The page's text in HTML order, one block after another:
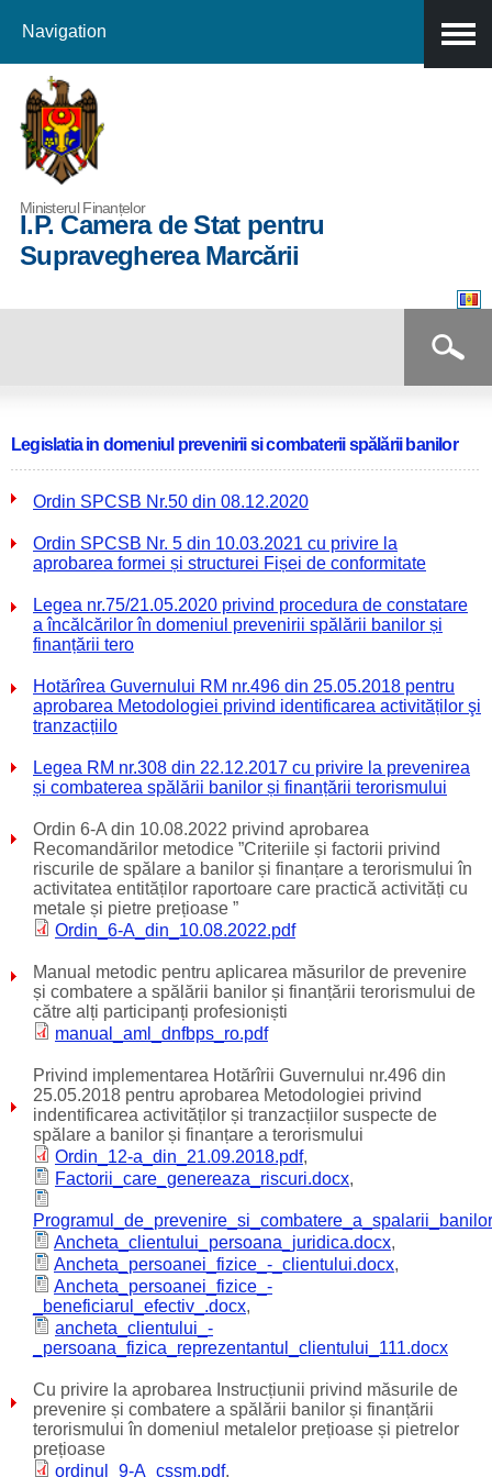
Navigation
Ministerul Finanțelor
I.P. Camera de Stat pentru
Supravegherea Marcării
Legislatia in domeniul prevenirii si combaterii spălării banilor
Ordin SPCSB Nr.50 din 08.12.2020
Ordin SPCSB Nr. 5 din 10.03.2021 cu privire la
aprobarea formei și structurei Fișei de conformitate
Legea nr.75/21.05.2020 privind procedura de constatare
a încălcărilor în domeniul prevenirii spălării banilor și
finanțării tero
Hotărîrea Guvernului RM nr.496 din 25.05.2018 pentru
aprobarea Metodologiei privind identificarea activităților şi
tranzacțiilo
Legea RM nr.308 din 22.12.2017 cu privire la prevenirea
și combaterea spălării banilor și finanțării terorismului
Ordin 6-A din 10.08.2022 privind aprobarea
Recomandărilor metodice ”Criteriile și factorii privind
riscurile de spălare a banilor și finanțare a terorismului în
activitatea entităților raportoare care practică activități cu
metale și pietre prețioase ”
Ordin_6-A_din_10.08.2022.pdf
Manual metodic pentru aplicarea măsurilor de prevenire
și combatere a spălării banilor și finanțării terorismului de
către alți participanți profesioniști
manual_aml_dnfbps_ro.pdf
Privind implementarea Hotărîrii Guvernului nr.496 din
25.05.2018 pentru aprobarea Metodologiei privind
indentificarea activităților și tranzacțiilor suspecte de
spălare a banilor și finanțare a terorismului
Ordin_12-a_din_21.09.2018.pdf,
Factorii_care_genereaza_riscuri.docx,
Ancheta_clientului_persoana_juridica.docx,
Ancheta_persoanei_fizice_-_clientului.docx,
Ancheta_persoanei_fizice_-
_beneficiarul_efectiv_.docx,
ancheta_clientului_-
_persoana_fizica_reprezentantul_clientului_111.docx
Cu privire la aprobarea Instrucțiunii privind măsurile de
prevenire și combatere a spălării banilor și finanțării
terorismului în domeniul metalelor prețioase și pietrelor
prețioase
ordinul_9-A_cssm.pdf,